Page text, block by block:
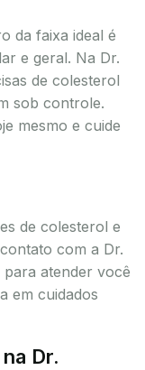
da faixa ideal é
e geral. Na Dr.
de colesterol
sob controle.
mesmo e cuide
de colesterol e
com a Dr.
para atender você
em cuidados
Dr.